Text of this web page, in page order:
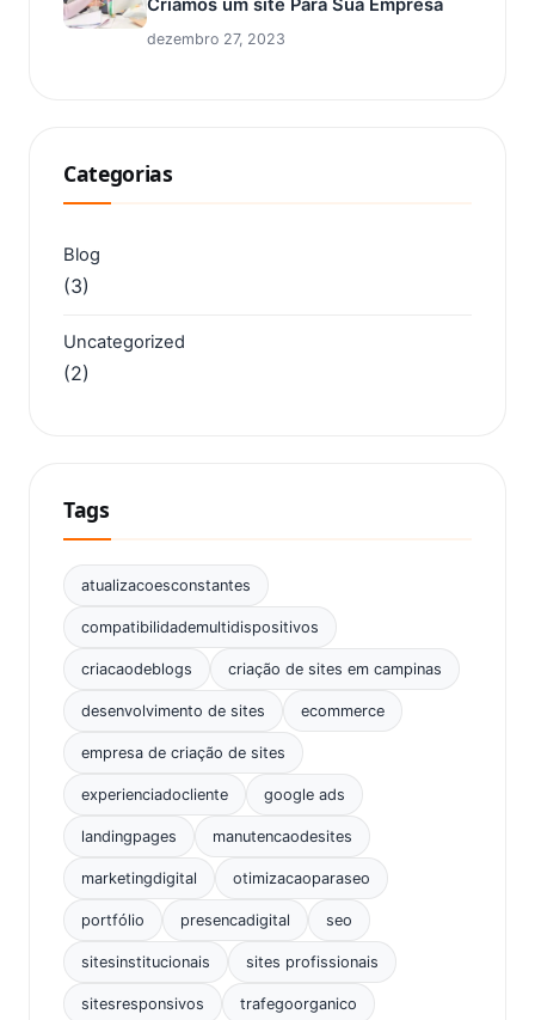
Criamos um site Para Sua Empresa
dezembro 27, 2023
Categorias
Blog
(3)
Uncategorized
(2)
Tags
atualizacoesconstantes
compatibilidademultidispositivos
criacaodeblogs criação de sites em campinas
desenvolvimento de sites ecommerce
empresa de criação de sites
experienciadocliente google ads
landingpages manutencaodesites
marketingdigital otimizacaoparaseo
portfólio presencadigital seo
sitesinstitucionais sites profissionais
sitesresponsivos trafegoorganico